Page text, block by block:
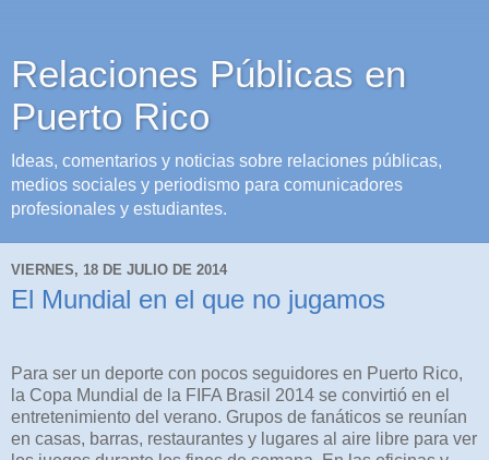
Relaciones Públicas en
Puerto Rico
Ideas, comentarios y noticias sobre relaciones públicas,
medios sociales y periodismo para comunicadores
profesionales y estudiantes.
VIERNES, 18 DE JULIO DE 2014
El Mundial en el que no jugamos
Para ser un deporte con pocos seguidores en Puerto Rico,
la Copa Mundial de la FIFA Brasil 2014 se convirtió en el
entretenimiento del verano. Grupos de fanáticos se reunían
en casas, barras, restaurantes y lugares al aire libre para ver